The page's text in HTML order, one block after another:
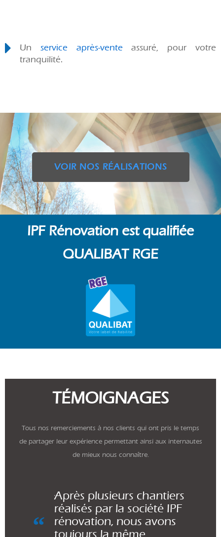
Un service après-vente assuré, pour votre
tranquilité.
VOIR NOS RÉALISATIONS
IPF Rénovation est qualifiée
QUALIBAT RGE
TÉMOIGNAGES
Tous nos remerciements à nos clients qui ont pris le temps
de partager leur expérience permettant ainsi aux internautes
de mieux nous connaître.
Après plusieurs chantiers
réalisés par la société IPF
rénovation, nous avons